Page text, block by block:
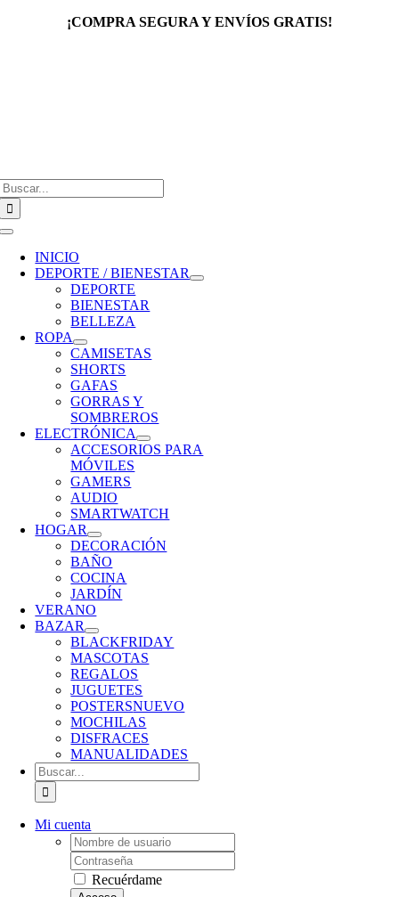
¡COMPRA SEGURA Y ENVÍOS GRATIS!
Toggle
Navigation
INICIO
DEPORTE / BIENESTAR
DEPORTE
BIENESTAR
BELLEZA
ROPA
CAMISETAS
SHORTS
GAFAS
GORRAS Y
SOMBREROS
ELECTRÓNICA
ACCESORIOS PARA
MÓVILES
GAMERS
AUDIO
SMARTWATCH
HOGAR
DECORACIÓN
BAÑO
COCINA
JARDÍN
VERANO
BAZAR
BLACKFRIDAY
MASCOTAS
REGALOS
JUGUETES
POSTERSNUEVO
MOCHILAS
DISFRACES
MANUALIDADES
Buscar:
Mi cuenta
Username:
Password:
Recuérdame